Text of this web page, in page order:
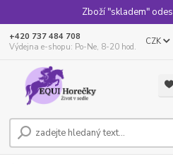
Zboží "skladem"
CZK
+420 737 484 708
Výdejna e-shopu: Po-Ne, 8-20 hod.